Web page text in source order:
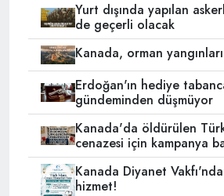
Yurt dışında yapılan
de geçerli olacak
Kanada, orman
Erdoğan'ın hediye
gündeminden düşmüyor
Kanada'da öldürülen
cenazesi için kampanya
Kanada Diyanet
hizmet!